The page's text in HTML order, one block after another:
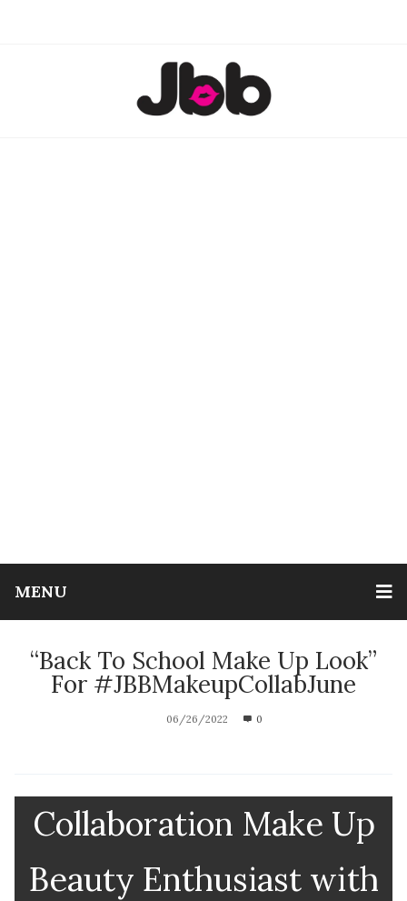
MENU
“Back To School Make Up Look”
For #JBBMakeupCollabJune
06/26/2022 0
Collaboration Make Up
Beauty Enthusiast with